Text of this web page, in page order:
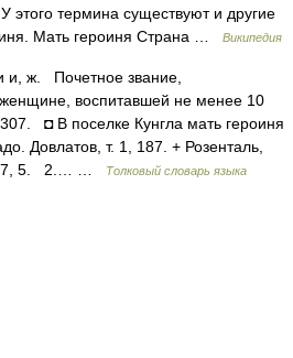
этого термина существуют и другие
Мать героиня Страна …
Википедия
ж. Почетное звание,
воспитавшей не менее 10
◘ В поселке Кунгла мать героиня
Довлатов, т. 1, 187. + Розенталь,
5. 2.… …
Толковый словарь языка